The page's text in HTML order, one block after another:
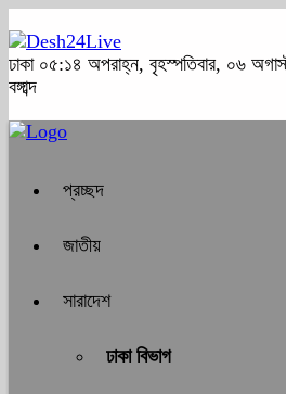
ঢাকা ০৫:১৪ অপরাহ্ন, বৃহস্পতিবার, ০৬
বঙ্গাব্দ
প্রচ্ছদ
জাতীয়
সারাদেশ
ঢাকা বিভাগ